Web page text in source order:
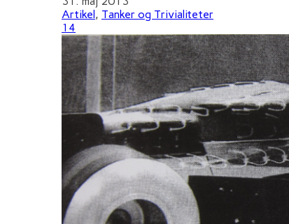
Artikel , Tanker og Trivialiteter
14